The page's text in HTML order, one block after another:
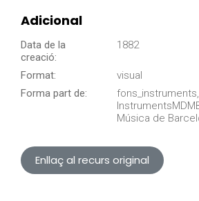
Adicional
Data de la
creació:
1882
Format:
visual
Forma part de:
Música de
Enllaç al recurs original